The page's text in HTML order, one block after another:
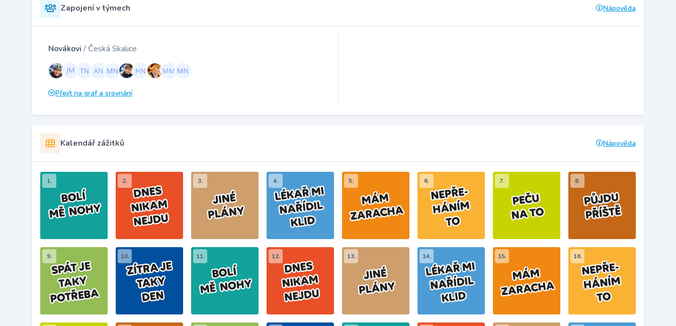
Zapojení v týmech Nápověda
Novákovi / Česká Skalice
Přejít na graf a srovnání
Kalendář zážitků Nápověda
1. 2. 3. 4. 5. 6. 7. 8.
9. 10. 11. 12. 13. 14. 15. 16.